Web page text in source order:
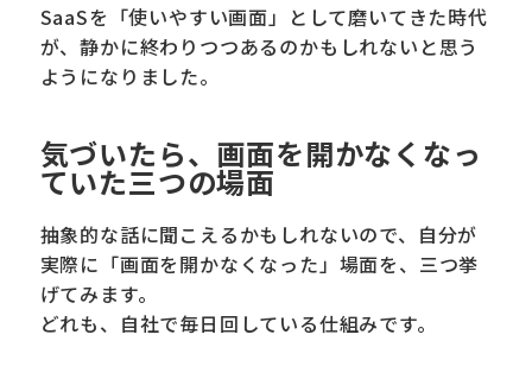
SaaSを「使いやすい画面」として磨いてきた時代
が、静かに終わりつつあるのかもしれないと思う
ようになりました。
気づいたら、画面を開かなくなっ
ていた三つの場面
抽象的な話に聞こえるかもしれないので、自分が
実際に「画面を開かなくなった」場面を、三つ挙
げてみます。
どれも、自社で毎日回している仕組みです。